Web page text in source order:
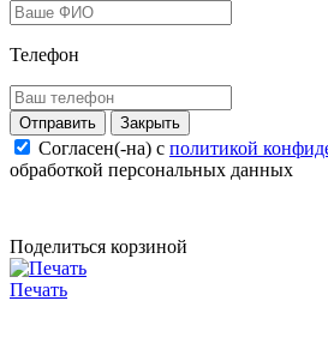
Телефон
Закрыть
Согласен(-на) c политикой
обработкой персональных данных
Поделиться корзиной
Печать